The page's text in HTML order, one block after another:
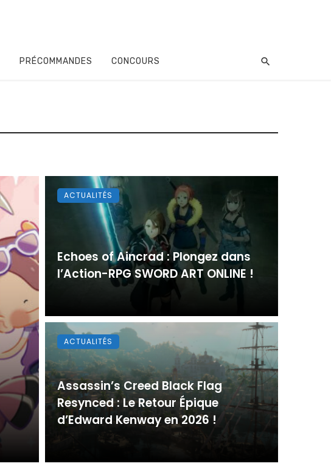
PRÉCOMMANDES CONCOURS
Echoes of Aincrad : Plongez dans
l’Action-RPG SWORD ART ONLINE !
ACTUALITÉS
Assassin’s Creed Black Flag
Resynced : Le Retour Épique
d’Edward Kenway en 2026 !
ACTUALITÉS